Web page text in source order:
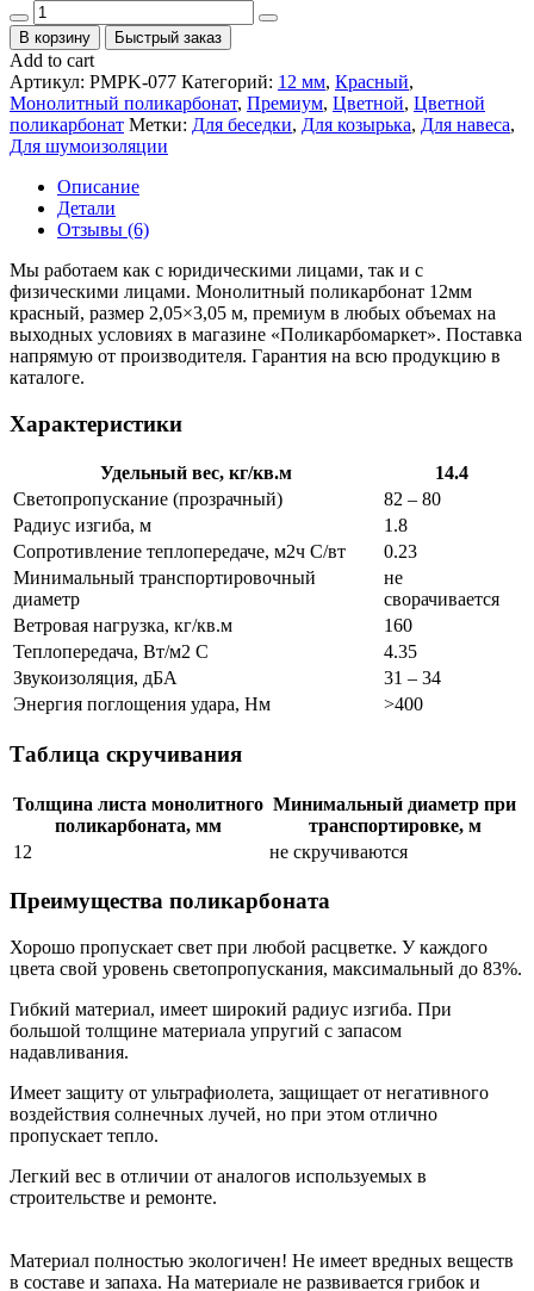
В корзину Быстрый заказ
Add to cart
Артикул: PMPK-077 Категорий: 12 мм, Красный,
Монолитный поликарбонат, Премиум, Цветной, Цветной
поликарбонат Метки: Для беседки, Для козырька, Для навеса,
Для шумоизоляции
Описание
Детали
Отзывы (6)
Мы работаем как с юридическими лицами, так и с
физическими лицами. Монолитный поликарбонат 12мм
красный, размер 2,05×3,05 м, премиум в любых объемах на
выходных условиях в магазине «Поликарбомаркет». Поставка
напрямую от производителя. Гарантия на всю продукцию в
каталоге.
Характеристики
Удельный вес, кг/кв.м
14.4
Светопропускание (прозрачный)
82 – 80
Радиус изгиба, м
1.8
Сопротивление теплопередаче, м2ч С/вт
0.23
Минимальный транспортировочный
диаметр
не
сворачивается
Ветровая нагрузка, кг/кв.м
160
Теплопередача, Вт/м2 С
4.35
Звукоизоляция, дБА
31 – 34
Энергия поглощения удара, Нм
>400
Таблица скручивания
Толщина листа монолитного
поликарбоната, мм
Минимальный диаметр при
транспортировке, м
12
не скручиваются
Преимущества поликарбоната
Хорошо пропускает свет при любой расцветке. У каждого
цвета свой уровень светопропускания, максимальный до 83%.
Гибкий материал, имеет широкий радиус изгиба. При
большой толщине материала упругий с запасом
надавливания.
Имеет защиту от ультрафиолета, защищает от негативного
воздействия солнечных лучей, но при этом отлично
пропускает тепло.
Легкий вес в отличии от аналогов используемых в
строительстве и ремонте.
Материал полностью экологичен! Не имеет вредных веществ
в составе и запаха. На материале не развивается грибок и